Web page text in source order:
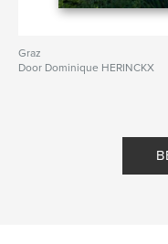
Graz
Door Dominique HERINCKX